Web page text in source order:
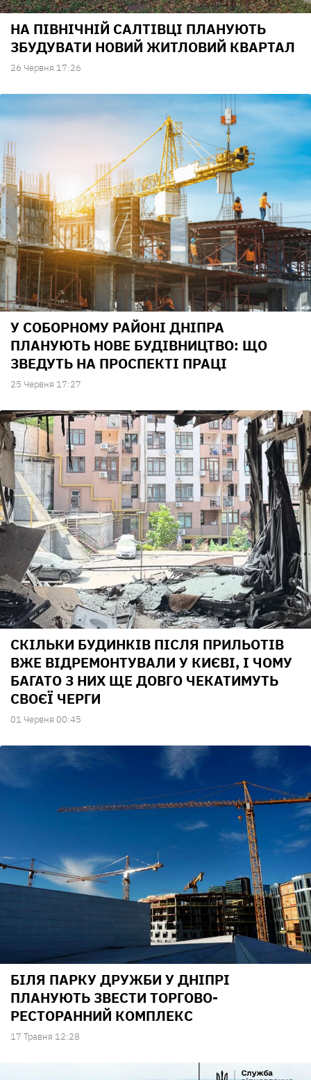
НА ПІВНІЧНІЙ САЛТІВЦІ ПЛАНУЮТЬ
ЗБУДУВАТИ НОВИЙ ЖИТЛОВИЙ КВАРТАЛ
26 Червня 17:26
У СОБОРНОМУ РАЙОНІ ДНІПРА
ПЛАНУЮТЬ НОВЕ БУДІВНИЦТВО: ЩО
ЗВЕДУТЬ НА ПРОСПЕКТІ ПРАЦІ
25 Червня 17:27
СКІЛЬКИ БУДИНКІВ ПІСЛЯ ПРИЛЬОТІВ
ВЖЕ ВІДРЕМОНТУВАЛИ У КИЄВІ, І ЧОМУ
БАГАТО З НИХ ЩЕ ДОВГО ЧЕКАТИМУТЬ
СВОЄЇ ЧЕРГИ
01 Червня 00:45
БІЛЯ ПАРКУ ДРУЖБИ У ДНІПРІ
ПЛАНУЮТЬ ЗВЕСТИ ТОРГОВО-
РЕСТОРАННИЙ КОМПЛЕКС
17 Травня 12:28